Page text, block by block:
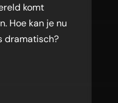
komt
Hoe kan je nu
dramatisch?